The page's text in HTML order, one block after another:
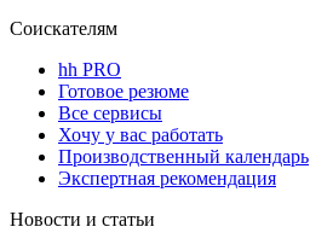
Соискателям
hh PRO
Готовое резюме
Все сервисы
Хочу у вас работать
Производственный календарь
Экспертная рекомендация
Новости и статьи